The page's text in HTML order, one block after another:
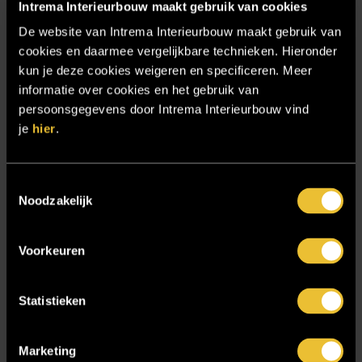
Intrema Interieurbouw maakt gebruik van cookies
De website van Intrema Interieurbouw maakt gebruik van
cookies en daarmee vergelijkbare technieken. Hieronder
kun je deze cookies weigeren en specificeren. Meer
informatie over cookies en het gebruik van
persoonsgegevens door Intrema Interieurbouw vind
je hier.
Noodzakelijk
Voorkeuren
Statistieken
Marketing
Particulier project: Luxueuze elegantie
Particulier project: Moderne Woonvilla
Particulier project: Stijlvolle Woonvilla
Particulier project: Woonvilla met exclusief maatwerk
Projecten
Sensire
SIDN
TV lift